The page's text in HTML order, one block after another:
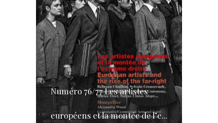
Numéro 76/77 Les artistes
européens et la montée de l’e...